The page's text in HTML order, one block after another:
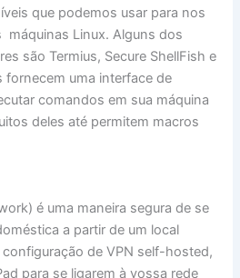
que podemos usar para nos
Linux. Alguns dos
são Termius, Secure ShellFish e
fornecem uma interface de
comandos em sua máquina
deles até permitem macros
é uma maneira segura de se
a partir de um local
de VPN self-hosted,
para se ligarem à vossa rede